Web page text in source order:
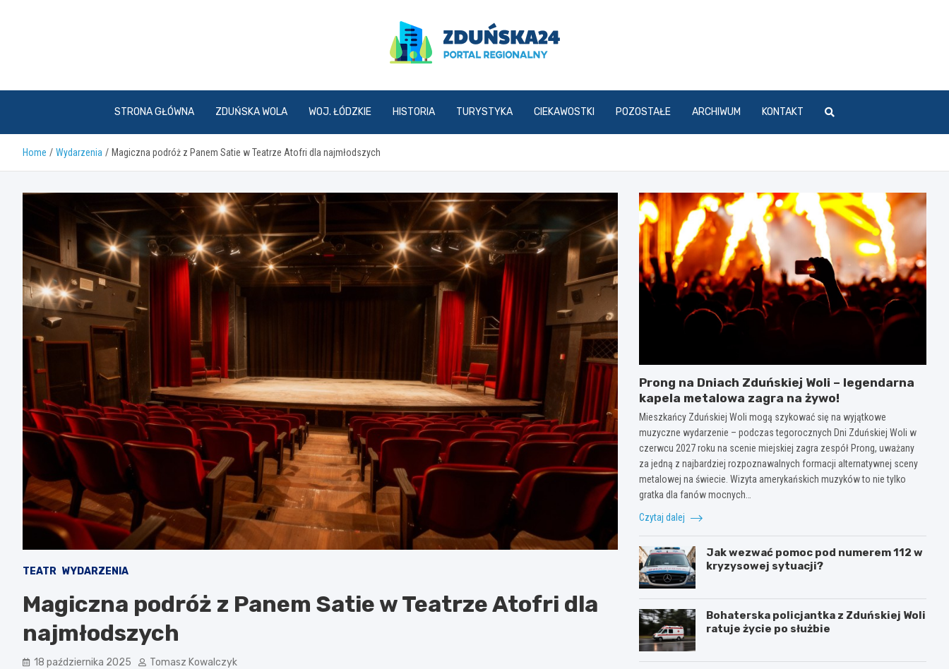
zdunska24.pl
STRONA GŁÓWNA ZDUŃSKA WOLA WOJ. ŁÓDZKIE HISTORIA TURYSTYKA CIEKAWOSTKI POZOSTAŁE ARCHIWUM KONTAKT
Home Wydarzenia Magiczna podróż z Panem Satie w Teatrze Atofri dla najmłodszych
TEATR WYDARZENIA
Magiczna podróż z Panem Satie w Teatrze Atofri dla
najmłodszych
18 października 2025 Tomasz Kowalczyk
Prong na Dniach Zduńskiej Woli – legendarna
kapela metalowa zagra na żywo!
Mieszkańcy Zduńskiej Woli mogą szykować się na wyjątkowe
muzyczne wydarzenie – podczas tegorocznych Dni Zduńskiej Woli w
czerwcu 2027 roku na scenie miejskiej zagra zespół Prong, uważany
za jedną z najbardziej rozpoznawalnych formacji alternatywnej sceny
metalowej na świecie. Wizyta amerykańskich muzyków to nie tylko
gratka dla fanów mocnych…
Czytaj dalej
Jak wezwać pomoc pod numerem 112 w
kryzysowej sytuacji?
Bohaterska policjantka z Zduńskiej Woli
ratuje życie po służbie